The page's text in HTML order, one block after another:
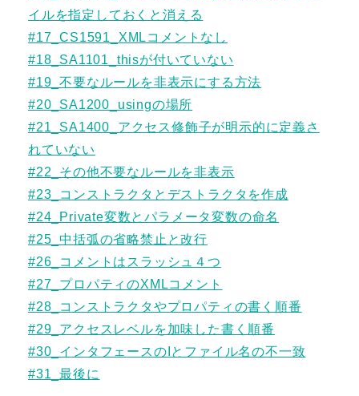
イルを指定しておくと消える
#17_CS1591_XMLコメントなし
#18_SA1101_thisが付いていない
#19_不要なルールを非表示にする方法
#20_SA1200_usingの場所
#21_SA1400_アクセス修飾子が明示的に定義さ
れていない
#22_その他不要なルールを非表示
#23_コンストラクタとデストラクタを作成
#24_Private変数とパラメータ変数の命名
#25_中括弧の省略禁止と改行
#26_コメントはスラッシュ４つ
#27_プロパティのXMLコメント
#28_コンストラクタやプロパティの書く順番
#29_アクセスレベルを加味した書く順番
#30_インタフェースのIとファイル名の不一致
#31_最後に